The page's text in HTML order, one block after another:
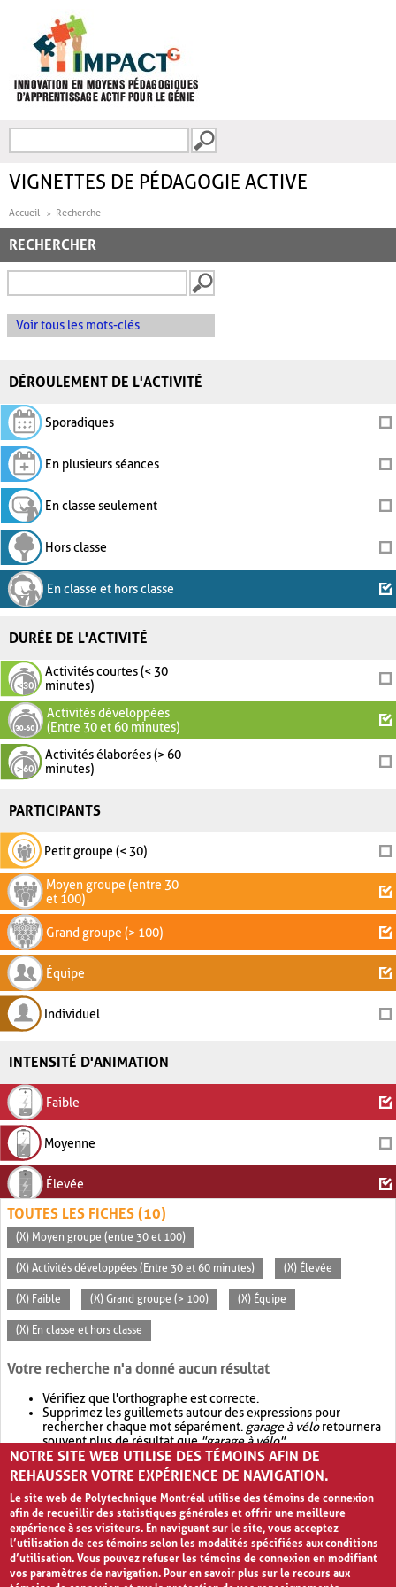
FORMULAIRE DE
VIGNETTES DE PÉDAGOGIE ACTIVE
Accueil Recherche
RECHERCHER
Voir tous les mots-clés
DÉROULEMENT DE L'ACTIVITÉ
Sporadiques
En plusieurs séances
En classe seulement
Hors classe
En classe et hors classe
DURÉE DE L'ACTIVITÉ
Activités courtes (< 30
minutes)
Activités développées
(Entre 30 et 60 minutes)
Activités élaborées (> 60
minutes)
PARTICIPANTS
Petit groupe (< 30)
Moyen groupe (entre 30
et 100)
Grand groupe (> 100)
Équipe
Individuel
INTENSITÉ D'ANIMATION
Faible
Moyenne
Élevée
TOUTES LES FICHES (10)
(X) Moyen groupe (entre 30 et 100)
(X) Activités développées (Entre 30 et 60 minutes) (X) Élevée
(X) Faible (X) Grand groupe (> 100) (X) Équipe
(X) En classe et hors classe
Votre recherche n'a donné aucun résultat
Vérifiez que l'orthographe est correcte.
Supprimez les guillemets autour des expressions pour
rechercher chaque mot séparément. garage à véloretournera
souvent plus de résultat que"garage à vélo".
Envisagez d'élargir votre recherche avec OR.garage OR vélo
retournera souvent plus de résultat quegarage à vélo
NOTRE SITE WEB UTILISE DES TÉMOINS AFIN DE
REHAUSSER VOTRE EXPÉRIENCE DE NAVIGATION.
Le site web de Polytechnique Montréal utilise des témoins de connexion
afin de recueillir des statistiques générales et offrir une meilleure
expérience à ses visiteurs. En naviguant sur le site, vous acceptez
l’utilisation de ces témoins selon les modalités spécifiées aux conditions
d’utilisation. Vous pouvez refuser les témoins de connexion en modifiant
vos paramètres de navigation. Pour en savoir plus sur le recours aux